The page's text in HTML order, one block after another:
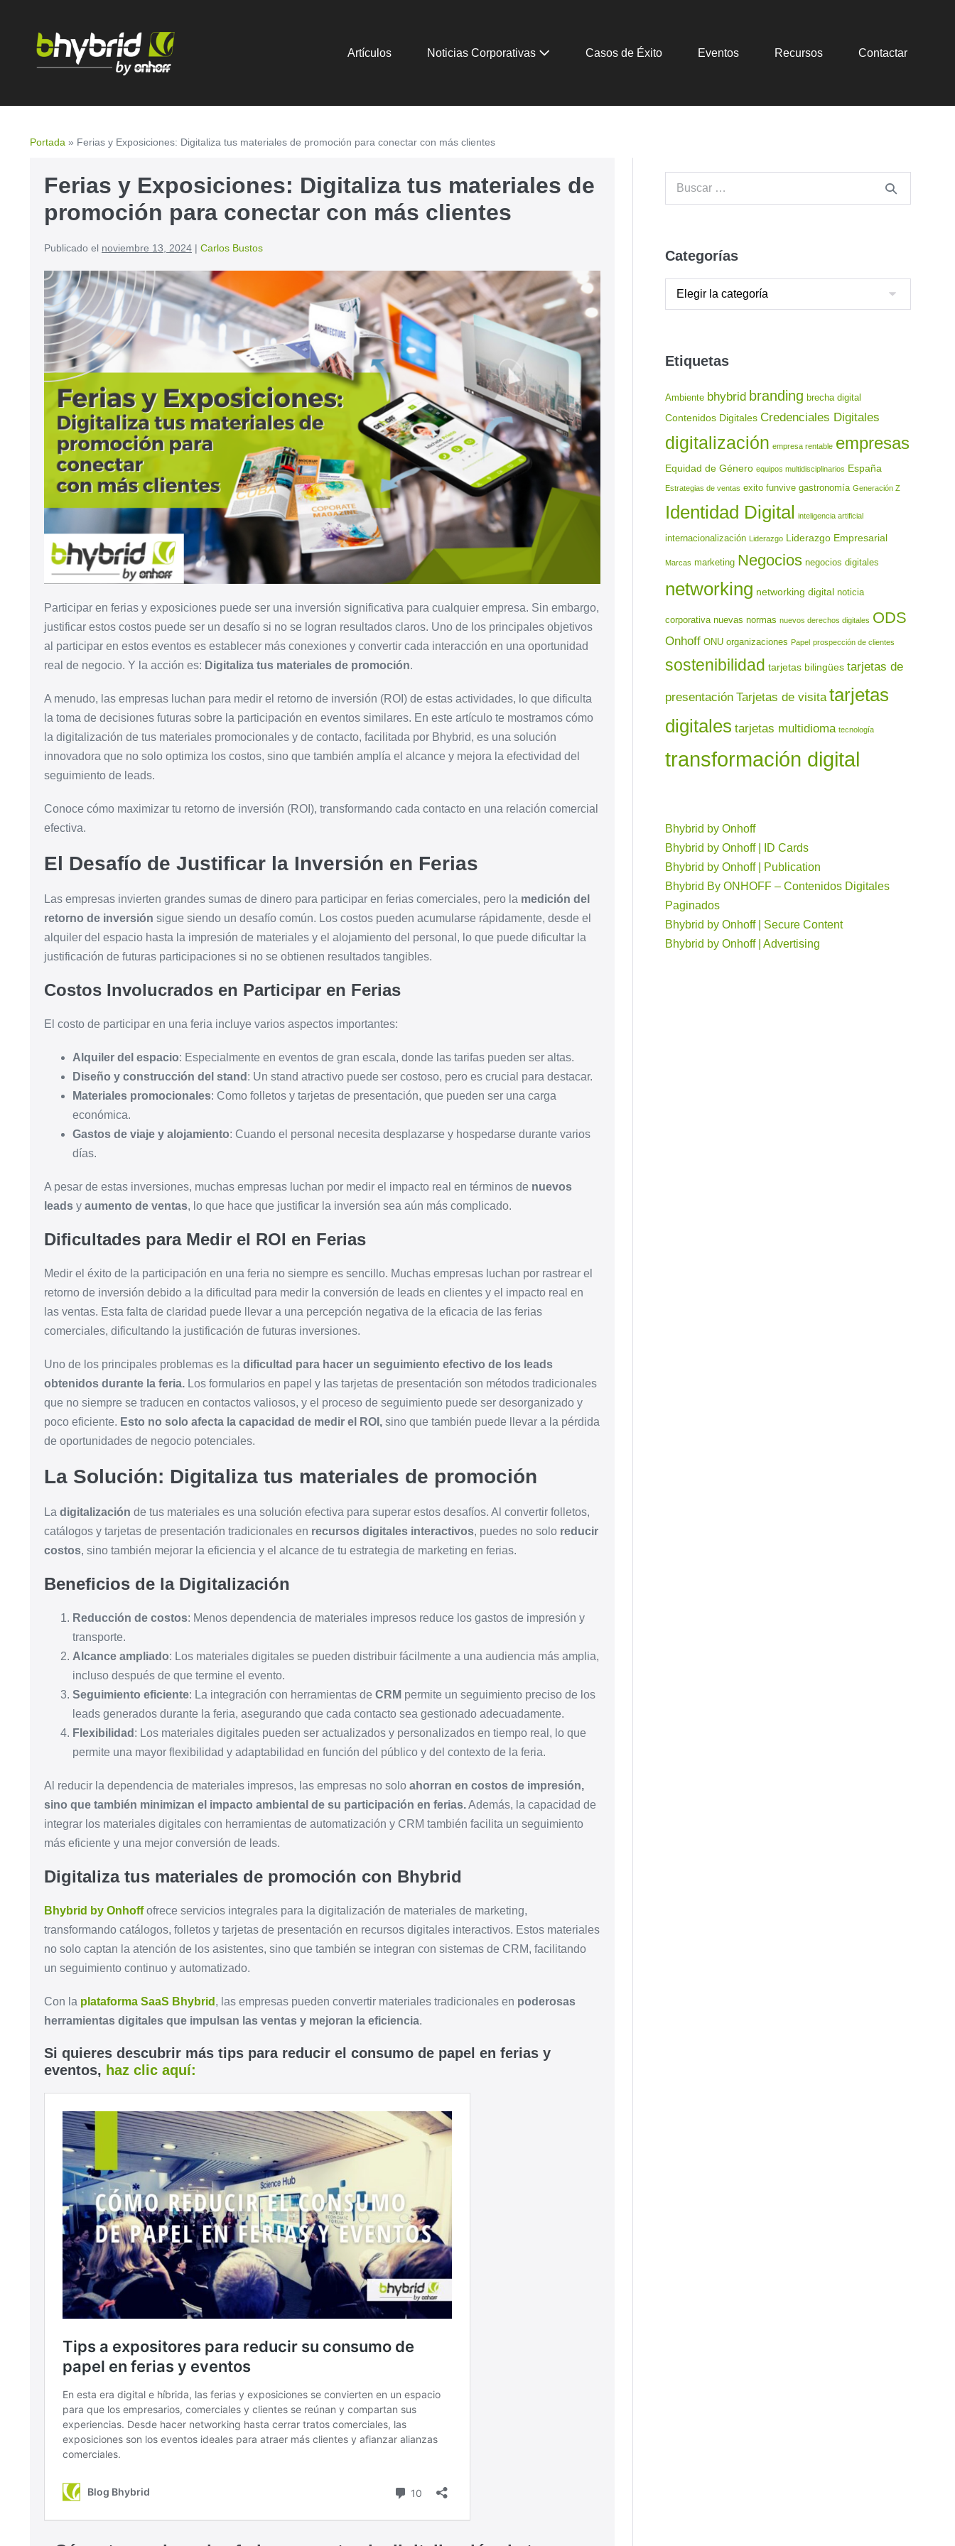
Artículos Noticias Corporativas Casos de Éxito Eventos Recursos Contactar
Portada » Ferias y Exposiciones: Digitaliza tus materiales de promoción para conectar con más clientes
Ferias y Exposiciones: Digitaliza tus materiales de
promoción para conectar con más clientes
Publicado el noviembre 13, 2024 | Carlos Bustos
Participar en ferias y exposiciones puede ser una inversión significativa para cualquier empresa. Sin embargo,
justificar estos costos puede ser un desafío si no se logran resultados claros. Uno de los principales objetivos
al participar en estos eventos es establecer más conexiones y convertir cada interacción en una oportunidad
real de negocio. Y la acción es: Digitaliza tus materiales de promoción.
A menudo, las empresas luchan para medir el retorno de inversión (ROI) de estas actividades, lo que dificulta
la toma de decisiones futuras sobre la participación en eventos similares. En este artículo te mostramos cómo
la digitalización de tus materiales promocionales y de contacto, facilitada por Bhybrid, es una solución
innovadora que no solo optimiza los costos, sino que también amplía el alcance y mejora la efectividad del
seguimiento de leads.
Conoce cómo maximizar tu retorno de inversión (ROI), transformando cada contacto en una relación comercial
efectiva.
El Desafío de Justificar la Inversión en Ferias
Las empresas invierten grandes sumas de dinero para participar en ferias comerciales, pero la medición del
retorno de inversión sigue siendo un desafío común. Los costos pueden acumularse rápidamente, desde el
alquiler del espacio hasta la impresión de materiales y el alojamiento del personal, lo que puede dificultar la
justificación de futuras participaciones si no se obtienen resultados tangibles.
Costos Involucrados en Participar en Ferias
El costo de participar en una feria incluye varios aspectos importantes:
Alquiler del espacio: Especialmente en eventos de gran escala, donde las tarifas pueden ser altas.
Diseño y construcción del stand : Un stand atractivo puede ser costoso, pero es crucial para destacar.
Materiales promocionales: Como folletos y tarjetas de presentación, que pueden ser una carga
económica.
Gastos de viaje y alojamiento: Cuando el personal necesita desplazarse y hospedarse durante varios
días.
A pesar de estas inversiones, muchas empresas luchan por medir el impacto real en términos de nuevos
leads y aumento de ventas, lo que hace que justificar la inversión sea aún más complicado.
Dificultades para Medir el ROI en Ferias
Medir el éxito de la participación en una feria no siempre es sencillo. Muchas empresas luchan por rastrear el
retorno de inversión debido a la dificultad para medir la conversión de leads en clientes y el impacto real en
las ventas. Esta falta de claridad puede llevar a una percepción negativa de la eficacia de las ferias
comerciales, dificultando la justificación de futuras inversiones.
Uno de los principales problemas es la dificultad para hacer un seguimiento efectivo de los leads
obtenidos durante la feria. Los formularios en papel y las tarjetas de presentación son métodos tradicionales
que no siempre se traducen en contactos valiosos, y el proceso de seguimiento puede ser desorganizado y
poco eficiente. Esto no solo afecta la capacidad de medir el ROI, sino que también puede llevar a la pérdida
de oportunidades de negocio potenciales.
La Solución: Digitaliza tus materiales de promoción
La digitalización de tus materiales es una solución efectiva para superar estos desafíos. Al convertir folletos,
catálogos y tarjetas de presentación tradicionales en recursos digitales interactivos, puedes no solo reducir
costos, sino también mejorar la eficiencia y el alcance de tu estrategia de marketing en ferias.
Beneficios de la Digitalización
Reducción de costos: Menos dependencia de materiales impresos reduce los gastos de impresión y
transporte.
Alcance ampliado: Los materiales digitales se pueden distribuir fácilmente a una audiencia más amplia,
incluso después de que termine el evento.
Seguimiento eficiente: La integración con herramientas de CRM permite un seguimiento preciso de los
leads generados durante la feria, asegurando que cada contacto sea gestionado adecuadamente.
Flexibilidad : Los materiales digitales pueden ser actualizados y personalizados en tiempo real, lo que
permite una mayor flexibilidad y adaptabilidad en función del público y del contexto de la feria.
Al reducir la dependencia de materiales impresos, las empresas no solo ahorran en costos de impresión,
sino que también minimizan el impacto ambiental de su participación en ferias.Además, la capacidad de
integrar los materiales digitales con herramientas de automatización y CRM también facilita un seguimiento
más eficiente y una mejor conversión de leads.
Digitaliza tus materiales de promoción con Bhybrid
Bhybrid by Onhoffofrece servicios integrales para la digitalización de materiales de marketing,
transformando catálogos, folletos y tarjetas de presentación en recursos digitales interactivos. Estos materiales
no solo captan la atención de los asistentes, sino que también se integran con sistemas de CRM, facilitando
un seguimiento continuo y automatizado.
Con la plataforma SaaS Bhybrid , las empresas pueden convertir materiales tradicionales en poderosas
herramientas digitales que impulsan las ventas y mejoran la eficiencia.
Si quieres descubrir más tips para reducir el consumo de papel en ferias y
eventos, haz clic aquí:
Categorías
Etiquetas
Ambiente bhybrid branding brecha digital
Contenidos Digitales Credenciales Digitales
digitalización empresa rentable empresas
Equidad de Género equipos multidisciplinarios España
Estrategias de ventas exito funvive gastronomía Generación Z
Identidad Digital inteligencia artificial
internacionalización Liderazgo Liderazgo Empresarial
Marcas marketing Negocios negocios digitales
networking networking digital noticia
corporativa nuevas normas nuevos derechos digitales ODS
Onhoff ONU organizaciones Papel prospección de clientes
sostenibilidad tarjetas bilingües tarjetas de
presentación Tarjetas de visita tarjetas
digitales tarjetas multidioma tecnología
transformación digital
Bhybrid by Onhoff
Bhybrid by Onhoff | ID Cards
Bhybrid by Onhoff | Publication
Bhybrid By ONHOFF – Contenidos Digitales
Paginados
Bhybrid by Onhoff | Secure Content
Bhybrid by Onhoff | Advertising